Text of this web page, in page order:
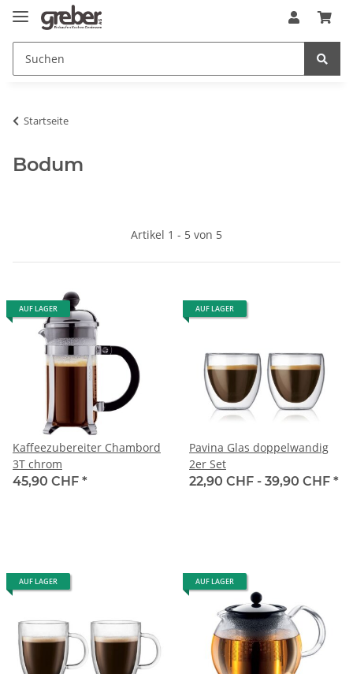
Startseite
Bodum
Artikel 1 - 5 von 5
AUF LAGER
Kaffeezubereiter Chambord
3T chrom
45,90 CHF *
AUF LAGER
Pavina Glas doppelwandig
2er Set
22,90 CHF - 39,90 CHF *
AUF LAGER AUF LAGER